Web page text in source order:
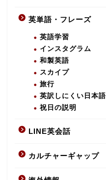
英単語・フレーズ
英語学習
インスタグラム
和製英語
スカイプ
旅行
英訳しにくい日本語
祝日の説明
LINE英会話
カルチャーギャップ